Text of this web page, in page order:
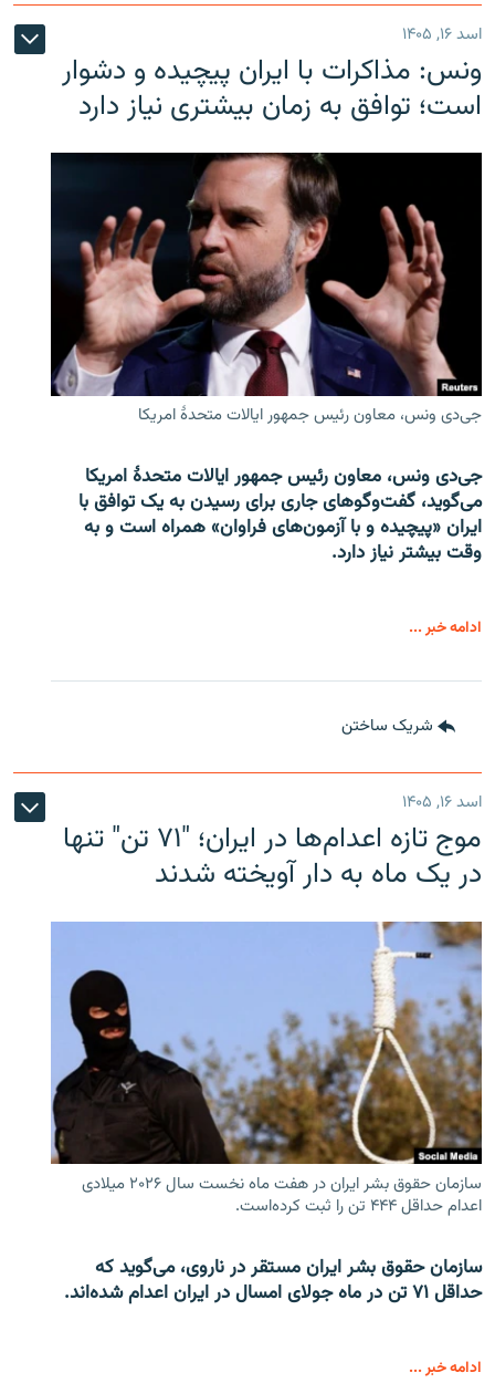
اسد ۱۶, ۱۴۰۵
ونس: مذاکرات با ایران پیچیده و دشوار
است؛ توافق به زمان بیشتری نیاز دارد
جی‌دی ونس، معاون رئیس جمهور ایالات متحدۀ امریکا
جی‌دی ونس، معاون رئیس جمهور ایالات متحدۀ امریکا
می‌گوید، گفت‌وگوهای جاری برای رسیدن به یک توافق با
ایران «پیچیده و با آزمون‌های فراوان» همراه است و به
وقت بیشتر نیاز دارد.
ادامه خبر ...
شریک ساختن
اسد ۱۶, ۱۴۰۵
موج تازه اعدام‌ها در ایران؛ "۷۱ تن" تنها
در یک ماه به دار آویخته شدند
سازمان حقوق بشر ایران در هفت ماه نخست سال ۲۰۲۶ میلادی
اعدام حداقل ۴۴۴ تن را ثبت کرده‌است.
سازمان حقوق بشر ایران مستقر در ناروی، می‌گوید که
حداقل ۷۱ تن در ماه جولای امسال در ایران اعدام شده‌اند.
ادامه خبر ...